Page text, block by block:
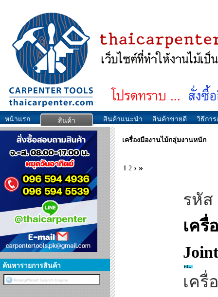
หน้าแรก สินค้า สินค้าแนะนำ สินค้าขายดี วิธีกา
ค้นหารายการสินค้า
เครื่องมืองานไม้กลุ่มงานหนัก
1 2 › »
รหัส
เครื่
เครื่